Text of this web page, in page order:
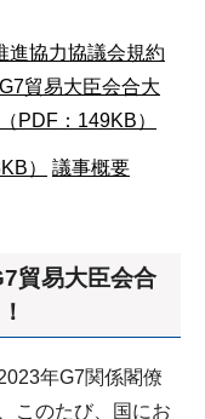
進協力協議会規約
貿易大臣会合大
PDF：149KB）
）
議事概要
貿易大臣会合
年G7関係閣僚
このたび、国にお